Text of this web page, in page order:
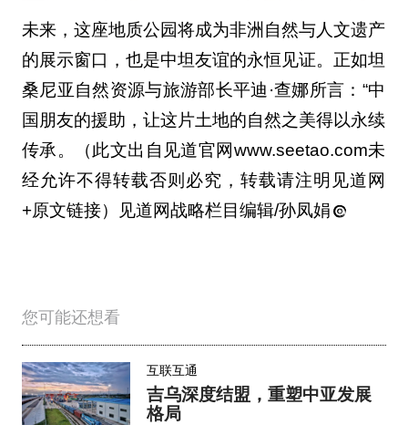
未来，这座地质公园将成为非洲自然与人文遗产
的展示窗口，也是中坦友谊的永恒见证。正如坦
桑尼亚自然资源与旅游部长平迪·查娜所言：“中
国朋友的援助，让这片土地的自然之美得以永续
传承。（此文出自见道官网www.seetao.com未
经允许不得转载否则必究，转载请注明见道网
+原文链接）见道网战略栏目编辑/孙凤娟
您可能还想看
互联互通
吉乌深度结盟，重塑中亚发展
格局